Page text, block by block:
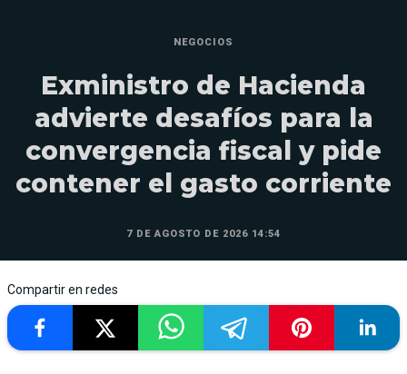
NEGOCIOS
Exministro de Hacienda
advierte desafíos para la
convergencia fiscal y pide
contener el gasto corriente
7 DE AGOSTO DE 2026 14:54
Compartir en redes